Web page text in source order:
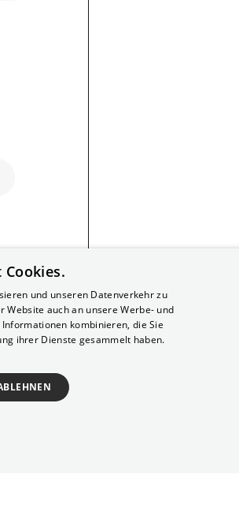
und unseren Datenverkehr zu
auch an unsere Werbe- und
kombinieren, die Sie
ihrer Dienste gesammelt haben.